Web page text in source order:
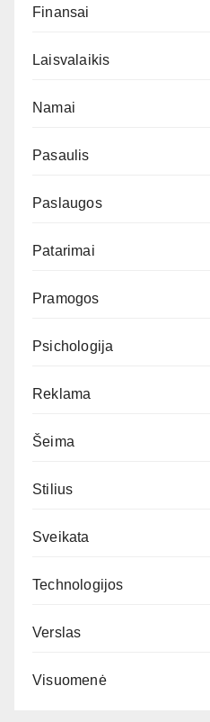
Finansai
Laisvalaikis
Namai
Pasaulis
Paslaugos
Patarimai
Pramogos
Psichologija
Reklama
Šeima
Stilius
Sveikata
Technologijos
Verslas
Visuomenė